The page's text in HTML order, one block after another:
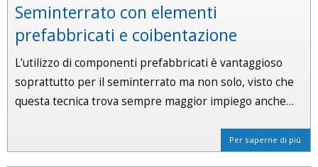
Seminterrato con elementi
prefabbricati e coibentazione
L’utilizzo di componenti prefabbricati è vantaggioso
soprattutto per il seminterrato ma non solo, visto che
questa tecnica trova sempre maggior impiego anche…
Per saperne di più